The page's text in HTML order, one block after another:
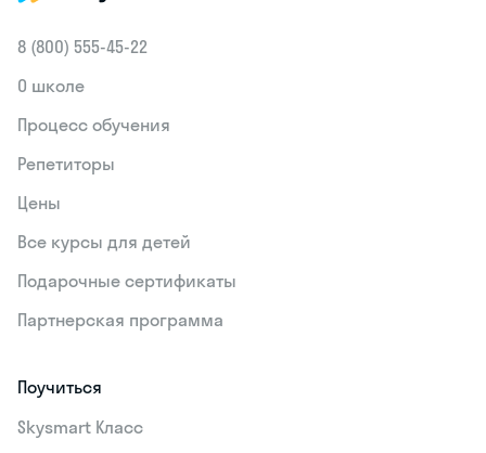
8 (800) 555‑45-22
О школе
Процесс обучения
Репетиторы
Цены
Все курсы для детей
Подарочные сертификаты
Партнерская программа
Поучиться
Skysmart Класс